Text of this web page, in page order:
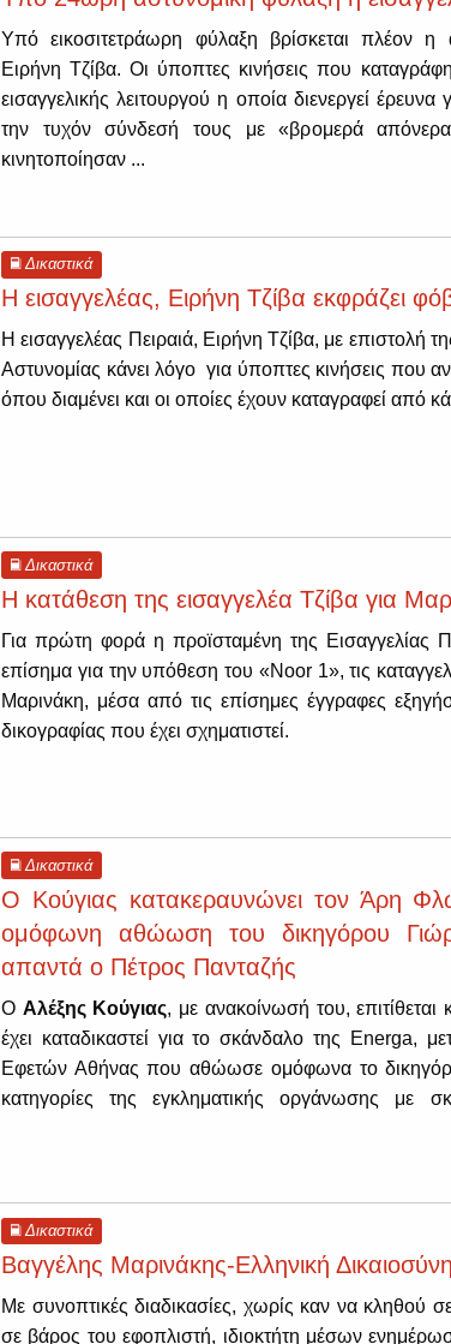
Υπό εικοσιτετράωρη φύλαξη βρίσκεται πλέον η
Ειρήνη Τζίβα. Οι ύποπτες κινήσεις που
εισαγγελικής λειτουργού η οποία διενεργεί
την τυχόν σύνδεσή τους με «βρομερά
κινητοποίησαν ...
Δικαστικά
Η εισαγγελέας, Ειρήνη Τζίβα εκφράζει
Η εισαγγελέας Πειραιά, Ειρήνη Τζίβα, με επιστολή
Αστυνομίας κάνει λόγο για ύποπτες κινήσεις που
όπου διαμένει και οι οποίες έχουν καταγραφεί από
Δικαστικά
Η κατάθεση της εισαγγελέα Τζίβα για
Για πρώτη φορά η προϊσταμένη της Εισαγγελίας
επίσημα για την υπόθεση του «Noor 1», τις
Μαρινάκη, μέσα από τις επίσημες έγγραφες
δικογραφίας που έχει σχηματιστεί.
Δικαστικά
Ο Κούγιας κατακεραυνώνει τον Άρη
ομόφωνη αθώωση του δικηγόρου
απαντά ο Πέτρος Πανταζής
Ο Αλέξης Κούγιας, με ανακοίνωσή του,
έχει καταδικαστεί για το σκάνδαλο της Energa,
Εφετών Αθήνας που αθώωσε ομόφωνα το
κατηγορίες της εγκληματικής οργάνωσης με
Δικαστικά
Βαγγέλης Μαρινάκης-Ελληνική
Με συνοπτικές διαδικασίες, χωρίς καν να κληθού
σε βάρος του εφοπλιστή, ιδιοκτήτη μέσων